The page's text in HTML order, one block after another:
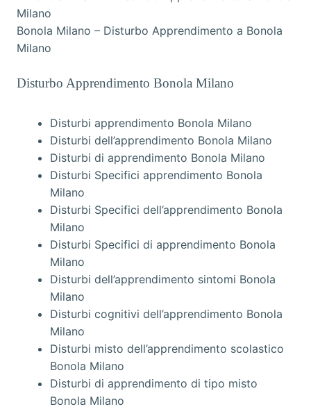
Bonola Milano – Disturbo Apprendimento a Bonola
Milano
Disturbo Apprendimento Bonola Milano
Disturbi apprendimento Bonola Milano
Disturbi dell’apprendimento Bonola Milano
Disturbi di apprendimento Bonola Milano
Disturbi Specifici apprendimento Bonola
Milano
Disturbi Specifici dell’apprendimento Bonola
Milano
Disturbi Specifici di apprendimento Bonola
Milano
Disturbi dell’apprendimento sintomi Bonola
Milano
Disturbi cognitivi dell’apprendimento Bonola
Milano
Disturbi misto dell’apprendimento scolastico
Bonola Milano
Disturbi di apprendimento di tipo misto
Bonola Milano